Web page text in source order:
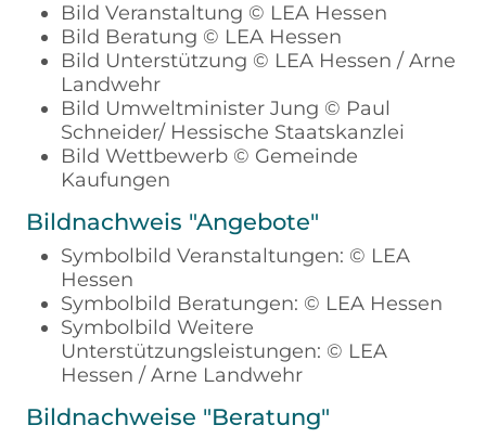
Bild Veranstaltung © LEA Hessen
Bild Beratung © LEA Hessen
Bild Unterstützung © LEA Hessen / Arne
Landwehr
Bild Umweltminister Jung © Paul
Schneider/ Hessische Staatskanzlei
Bild Wettbewerb © Gemeinde
Kaufungen
Bildnachweis "Angebote"
Symbolbild Veranstaltungen: © LEA
Hessen
Symbolbild Beratungen: © LEA Hessen
Symbolbild Weitere
Unterstützungsleistungen: © LEA
Hessen / Arne Landwehr
Bildnachweise "Beratung"